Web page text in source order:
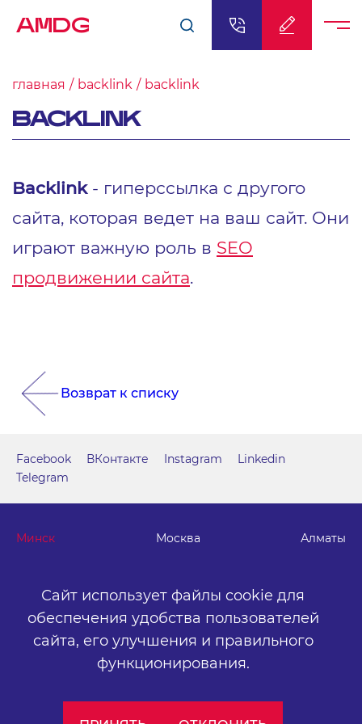
AMDG
главная backlink backlink
BACKLINK
Backlink - гиперссылка с другого
сайта, которая ведет на ваш сайт. Они
играют важную роль в SEO
продвижении сайта.
Возврат к списку
Сайт использует файлы cookie для
обеспечения удобства пользователей
сайта, его улучшения и правильного
функционирования.
Минск Москва Алматы
г. Минск, м. "Парк Челюскинцев", бизнес-центр "Time"
ул. Толбухина, 2, эт. 5. ООО «Артокс Медиа», УНП
191445164
+375 (17) 388-72-73
info@artox-media.by
Facebook ВКонтакте Instagram
Linkedin
Telegram